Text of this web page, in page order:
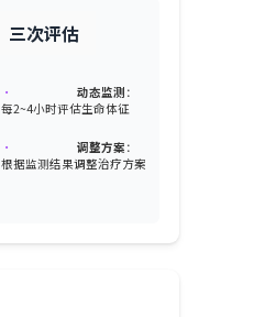
三次评估
• 动态监测 ：
每2~4小时评估生命体征
• 调整方案 ：
根据监测结果调整治疗方案